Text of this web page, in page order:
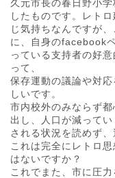
久元市長の春日野小
したものです。レト
じ気持ちなんですが
に、自身のfacebook
っている支持者の好
って、
保存運動の議論や対
しいです。
市内校外のみならず
出し、人口が減って
される状況を読めず
これは完全にレトロ
はないですか？
これでまた、市に圧